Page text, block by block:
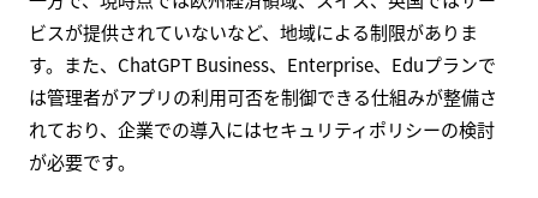
ビスが提供されていないなど、地域による制限がありま
す。また、ChatGPT Business、Enterprise、Eduプランで
は管理者がアプリの利用可否を制御できる仕組みが整備さ
れており、企業での導入にはセキュリティポリシーの検討
が必要です。